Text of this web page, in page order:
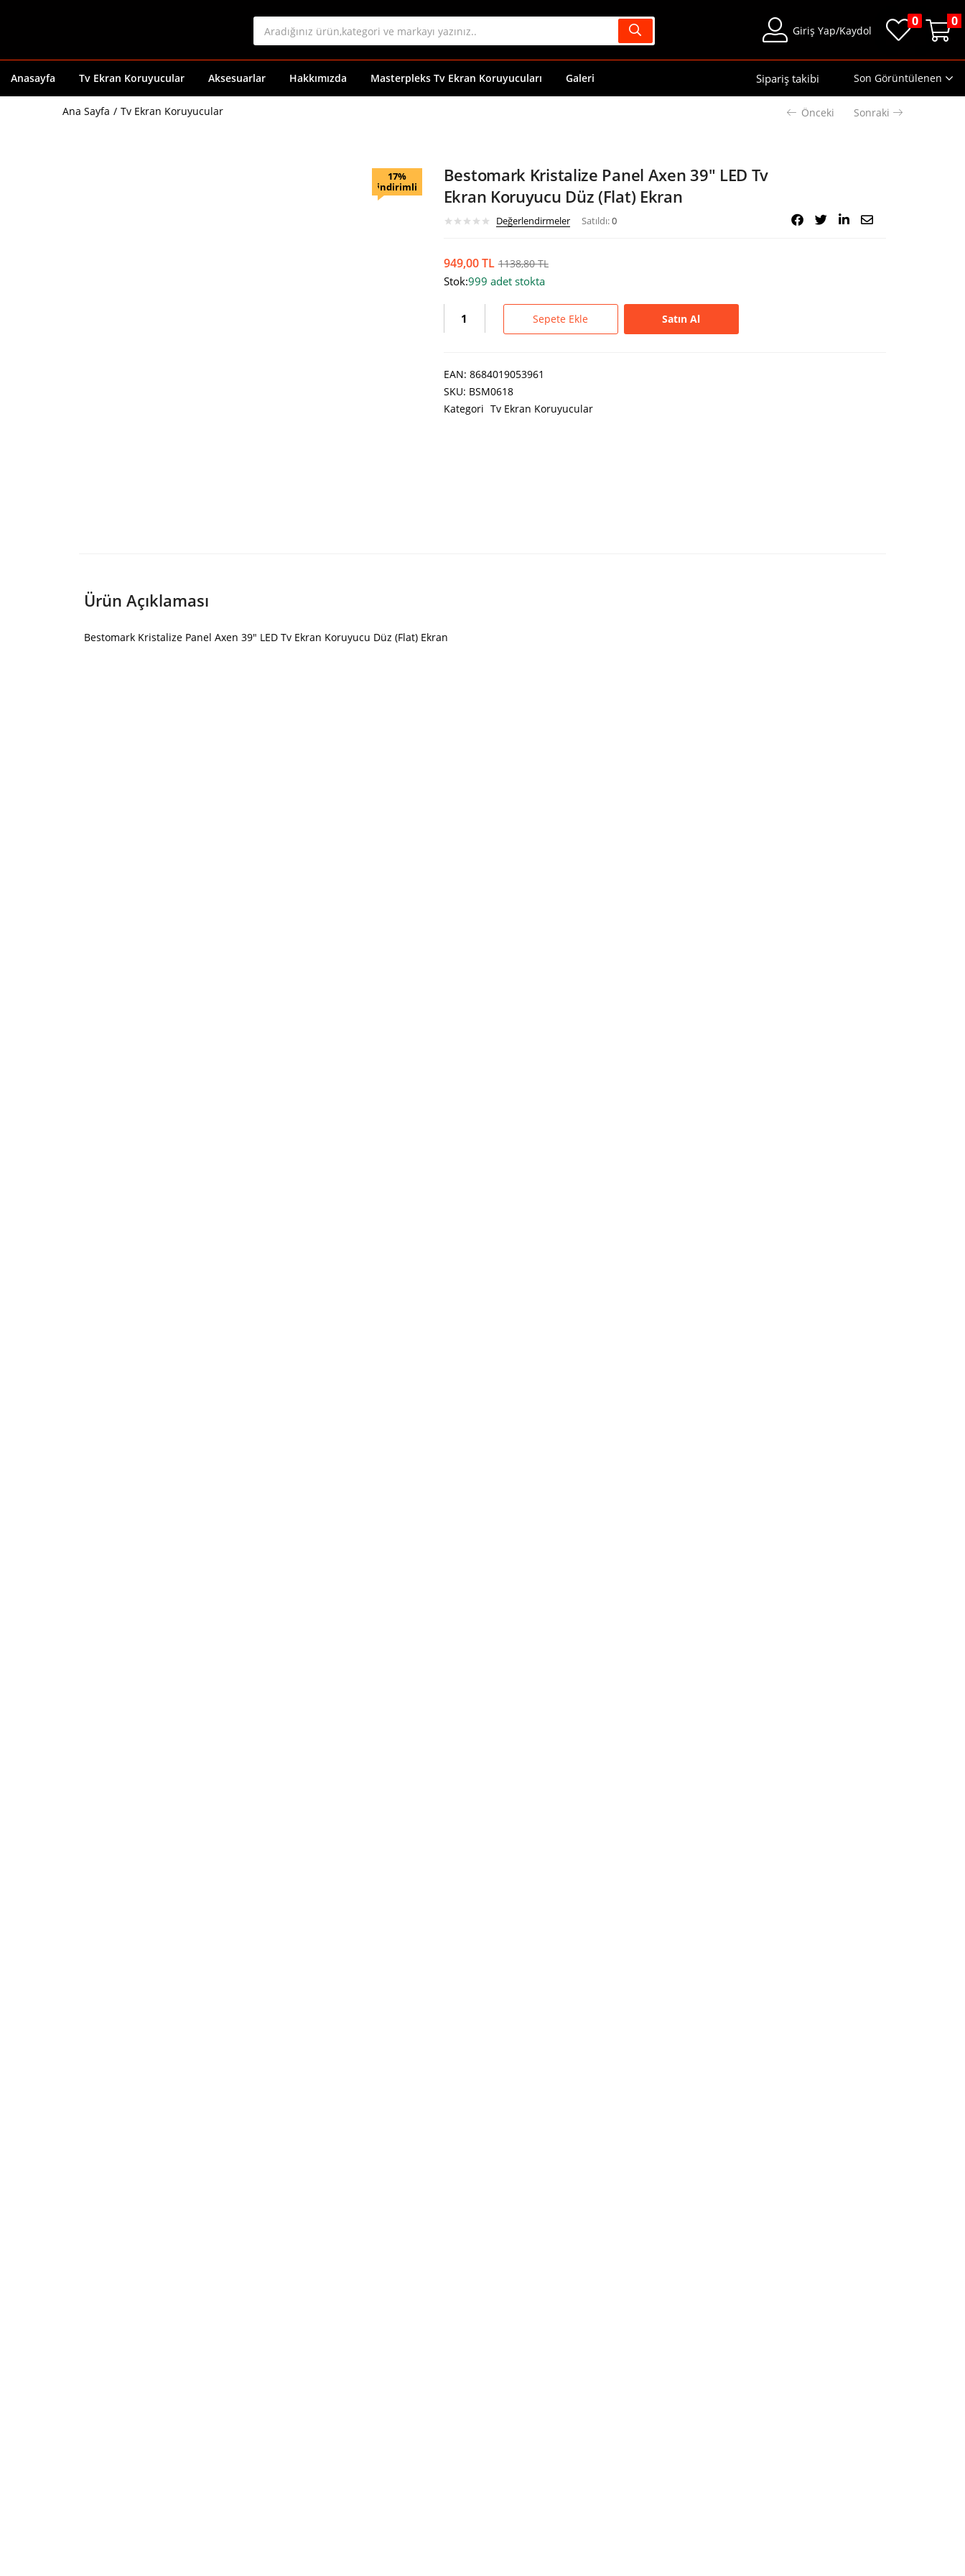
Giriş Yap/Kaydol
0 0
Anasayfa Tv Ekran Koruyucular Aksesuarlar Hakkımızda Masterpleks Tv Ekran Koruyucuları Galeri Sipariş takibi Son Görüntülenen
Ana Sayfa Tv Ekran Koruyucular Önceki Sonraki
17%
indirimli
Bestomark Kristalize Panel Axen 39″ LED Tv
Ekran Koruyucu Düz (Flat) Ekran
Değerlendirmeler Satıldı:0
949,00TL 1138,80TL
Stok:999 adet stokta
Sepete Ekle Satın Al
EAN: 8684019053961
SKU: BSM0618
Kategori Tv Ekran Koruyucular
Ürün Açıklaması
Bestomark Kristalize Panel Axen 39″ LED Tv Ekran Koruyucu Düz (Flat) Ekran